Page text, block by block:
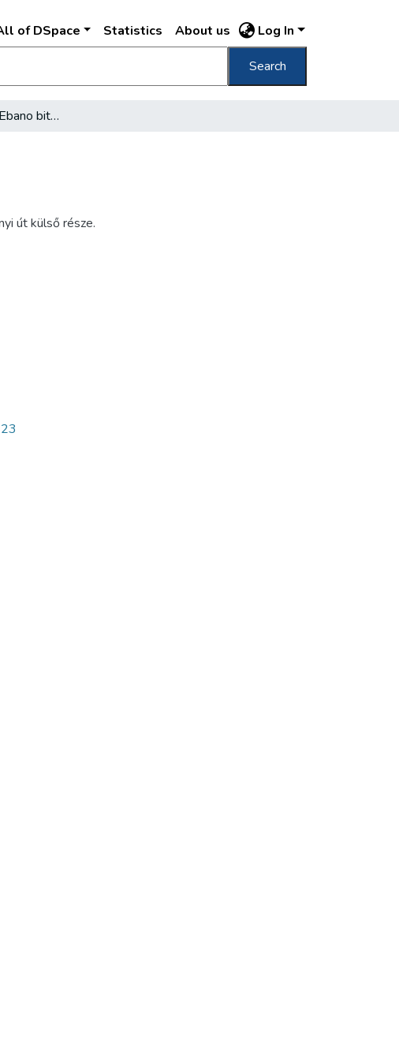
of DSpace Statistics About us Log In
Search
[Nagytétény, út] Ebano bitumen
út külső része.